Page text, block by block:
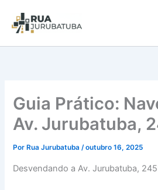
Guia Prático:
Av. Jurubatuba,
Por Rua Jurubatuba/outubro 16, 2025
Desvendando a Av. Jurubatuba,